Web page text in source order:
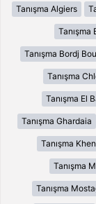
Tanışma Algiers
Tanışma
Tanışma Bordj
Tanışma
Tanışma El
Tanışma Ghardaia
Tanışma
Tanışma
Tanışma